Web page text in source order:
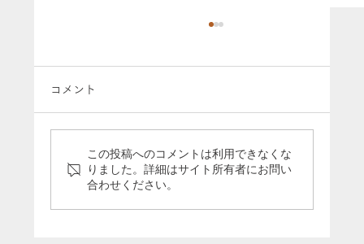
コメント
この投稿へのコメントは利用できなくな
りました。詳細はサイト所有者にお問い
合わせください。